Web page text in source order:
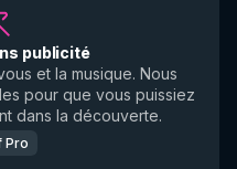
publicité
et la musique. Nous
pour que vous puissiez
dans la découverte.
Pro